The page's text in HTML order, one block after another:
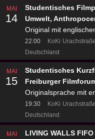
MAI
14
Studentisches
Umwelt,
Original mit
22:00 KoKi
Deutschland
MAI
15
Studentisches
Freiburger
Originalsprache mit
19:30 KoKi
Deutschland
MAI
LIVING WALLS